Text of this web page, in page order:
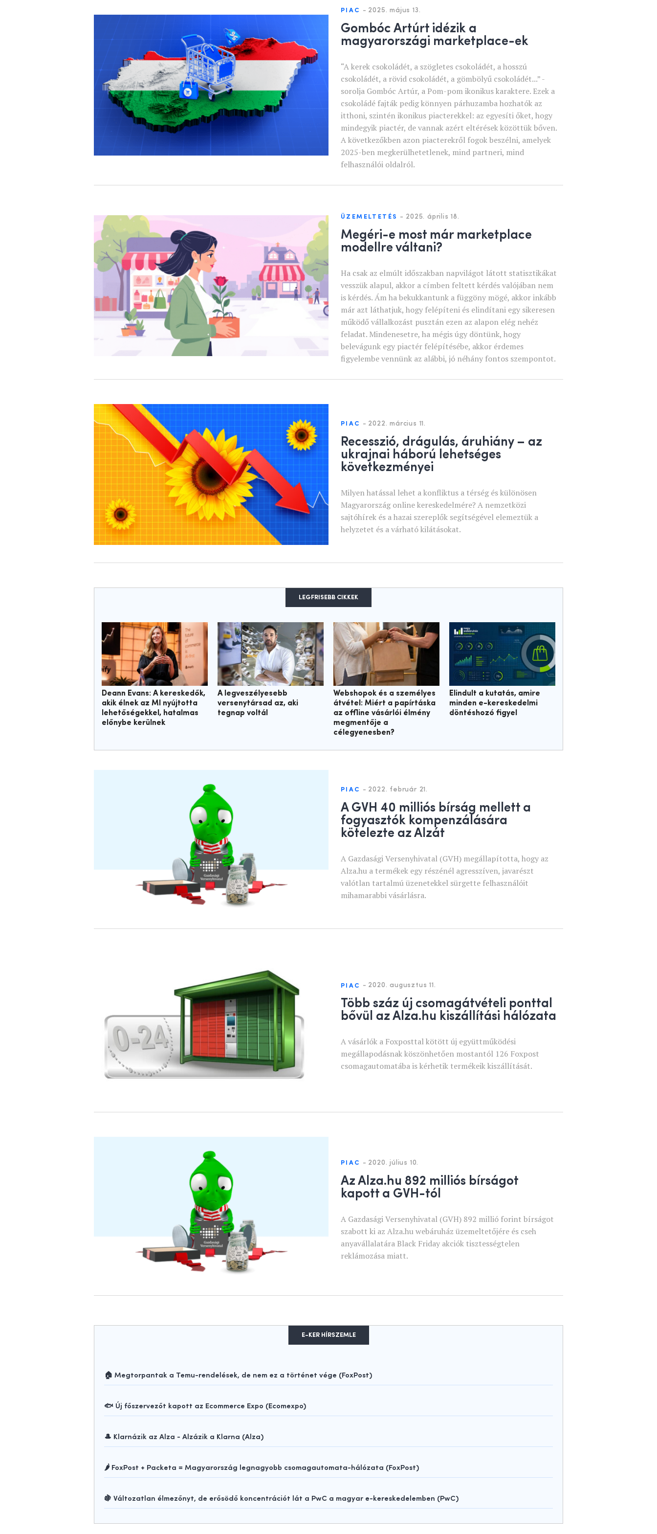
PIAC - 2025. május 13.
Gombóc Artúrt idézik a
magyarországi marketplace-ek
“A kerek csokoládét, a szögletes csokoládét, a hosszú
csokoládét, a rövid csokoládét, a gömbölyű csokoládét...” -
sorolja Gombóc Artúr, a Pom-pom ikonikus karaktere. Ezek a
csokoládé fajták pedig könnyen párhuzamba hozhatók az
itthoni, szintén ikonikus piacterekkel: az egyesíti őket, hogy
mindegyik piactér, de vannak azért eltérések közöttük bőven.
A következőkben azon piacterekről fogok beszélni, amelyek
2025-ben megkerülhetetlenek, mind partneri, mind
felhasználói oldalról.
ÜZEMELTETÉS - 2025. április 18.
Megéri-e most már marketplace
modellre váltani?
Ha csak az elmúlt időszakban napvilágot látott statisztikákat
vesszük alapul, akkor a címben feltett kérdés valójában nem
is kérdés. Ám ha bekukkantunk a függöny mögé, akkor inkább
már azt láthatjuk, hogy felépíteni és elindítani egy sikeresen
működő vállalkozást pusztán ezen az alapon elég nehéz
feladat. Mindenesetre, ha mégis úgy döntünk, hogy
belevágunk egy piactér felépítésébe, akkor érdemes
figyelembe vennünk az alábbi, jó néhány fontos szempontot.
PIAC - 2022. március 11.
Recesszió, drágulás, áruhiány – az
ukrajnai háború lehetséges
következményei
Milyen hatással lehet a konfliktus a térség és különösen
Magyarország online kereskedelmére? A nemzetközi
sajtóhírek és a hazai szereplők segítségével elemeztük a
helyzetet és a várható kilátásokat.
LEGFRISEBB CIKKEK
Deann Evans: A kereskedők,
akik élnek az MI nyújtotta
lehetőségekkel, hatalmas
előnybe kerülnek
A legveszélyesebb
versenytársad az, aki
tegnap voltál
Webshopok és a személyes
átvétel: Miért a papírtáska
az offline vásárlói élmény
megmentője a
célegyenesben?
Elindult a kutatás, amire
minden e-kereskedelmi
döntéshozó figyel
PIAC - 2022. február 21.
A GVH 40 milliós bírság mellett a
fogyasztók kompenzálására
kötelezte az Alzát
A Gazdasági Versenyhivatal (GVH) megállapította, hogy az
Alza.hu a termékek egy részénél agresszíven, javarészt
valótlan tartalmú üzenetekkel sürgette felhasználóit
mihamarabbi vásárlásra.
PIAC - 2020. augusztus 11.
Több száz új csomagátvételi ponttal
bővül az Alza.hu kiszállítási hálózata
A vásárlók a Foxposttal kötött új együttműködési
megállapodásnak köszönhetően mostantól 126 Foxpost
csomagautomatába is kérhetik termékeik kiszállítását.
PIAC - 2020. július 10.
Az Alza.hu 892 milliós bírságot
kapott a GVH-tól
A Gazdasági Versenyhivatal (GVH) 892 millió forint bírságot
szabott ki az Alza.hu webáruház üzemeltetőjére és cseh
anyavállalatára Black Friday akciók tisztességtelen
reklámozása miatt.
E-KER HÍRSZEMLE
🏠 Megtorpantak a Temu-rendelések, de nem ez a történet vége (FoxPost)
🐟 Új főszervezőt kapott az Ecommerce Expo (Ecomexpo)
🎩 Klarnázik az Alza - Alzázik a Klarna (Alza)
🌶️ FoxPost + Packeta = Magyarország legnagyobb csomagautomata-hálózata (FoxPost)
🍇 Változatlan élmezőnyt, de erősödő koncentrációt lát a PwC a magyar e-kereskedelemben (PwC)